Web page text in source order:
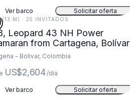
Ver barco Solicitar oferta
(13 M) · 25 INVITADOS
Leopard 43 NH Power
from Cartagena, Bolívar
- Bolivar, Colombia
US$2,604 /día
Ver barco Solicitar oferta